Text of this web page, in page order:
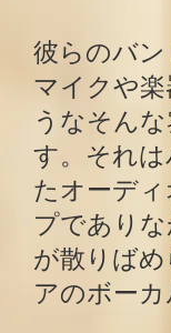
彼らのバ
マイクや
うなそん
す。それ
たオーデ
プであり
が散りば
アのボーカ